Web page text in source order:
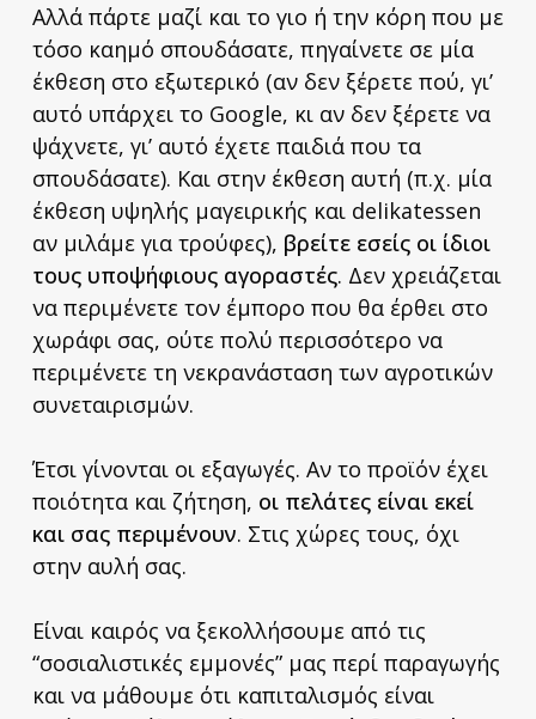
Αλλά πάρτε μαζί και το γιο ή την κόρη που με
τόσο καημό σπουδάσατε, πηγαίνετε σε μία
έκθεση στο εξωτερικό (αν δεν ξέρετε πού, γι’
αυτό υπάρχει το Google, κι αν δεν ξέρετε να
ψάχνετε, γι’ αυτό έχετε παιδιά που τα
σπουδάσατε). Και στην έκθεση αυτή (π.χ. μία
έκθεση υψηλής μαγειρικής και delikatessen
αν μιλάμε για τρούφες), βρείτε εσείς οι ίδιοι
τους υποψήφιους αγοραστές. Δεν χρειάζεται
να περιμένετε τον έμπορο που θα έρθει στο
χωράφι σας, ούτε πολύ περισσότερο να
περιμένετε τη νεκρανάσταση των αγροτικών
συνεταιρισμών.
Έτσι γίνονται οι εξαγωγές. Αν το προϊόν έχει
ποιότητα και ζήτηση, οι πελάτες είναι εκεί
και σας περιμένουν. Στις χώρες τους, όχι
στην αυλή σας.
Είναι καιρός να ξεκολλήσουμε από τις
“σοσιαλιστικές εμμονές” μας περί παραγωγής
και να μάθουμε ότι καπιταλισμός είναι